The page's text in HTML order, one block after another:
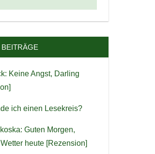
Keine Angst, Darling
ich einen Lesekreis?
Guten Morgen,
heute [Rezension]